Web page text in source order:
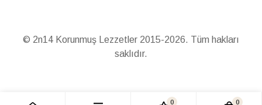
© 2n14 Korunmuş Lezzetler 2015-2026. Tüm hakları
saklıdır.
0 0